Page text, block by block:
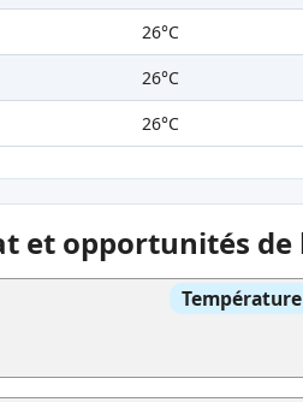
26°C
26°C
26°C
et opportunités de